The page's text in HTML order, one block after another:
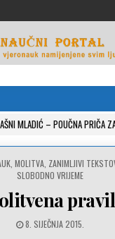
PORTAL
– POUČNA PRIČA ZA
MOLITVA ZANIMLJIVI
SLOBODNO VRIJEME
8. SIJEČNJA 2015.